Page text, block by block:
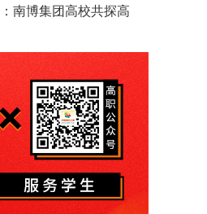
承办全国开发区职业教
南博集团高校共探高